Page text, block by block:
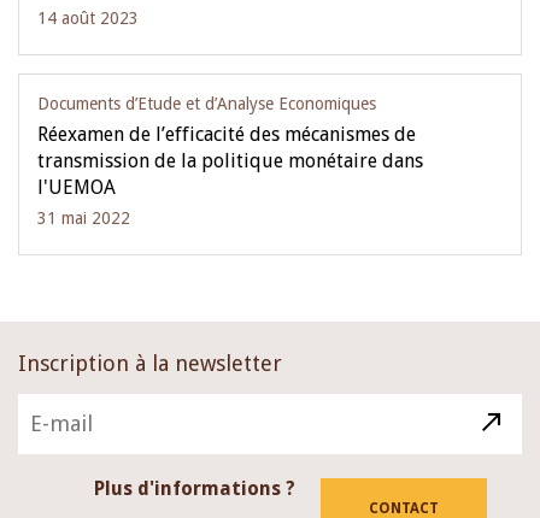
14 août 2023
Documents d’Etude et d’Analyse Economiques
Réexamen de l’efficacité des mécanismes de
transmission de la politique monétaire dans
l'UEMOA
31 mai 2022
Inscription à la newsletter
Plus d'informations ?
CONTACT